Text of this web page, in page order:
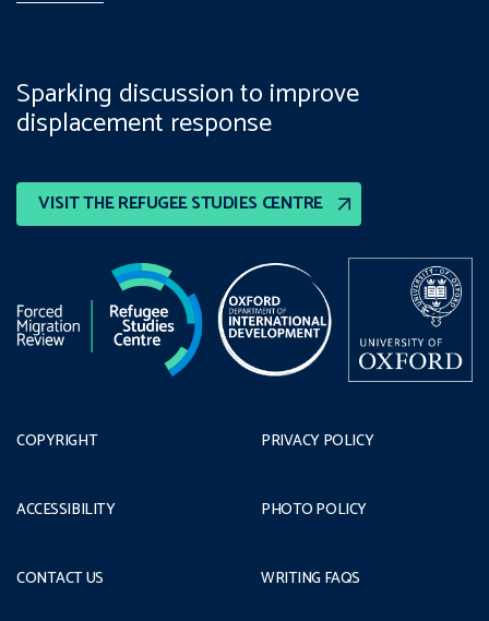
VISIT THE REFUGEE STUDIES CENTRE
Sparking discussion to improve
displacement response
COPYRIGHT
ACCESSIBILITY
CONTACT US
PRIVACY POLICY
PHOTO POLICY
WRITING FAQS